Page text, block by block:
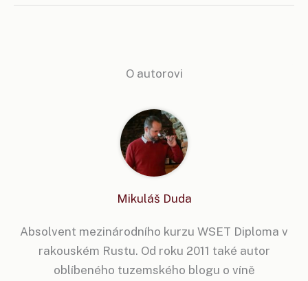
O autorovi
Mikuláš Duda
Absolvent mezinárodního kurzu WSET Diploma v
rakouském Rustu. Od roku 2011 také autor
oblíbeného tuzemského blogu o víně